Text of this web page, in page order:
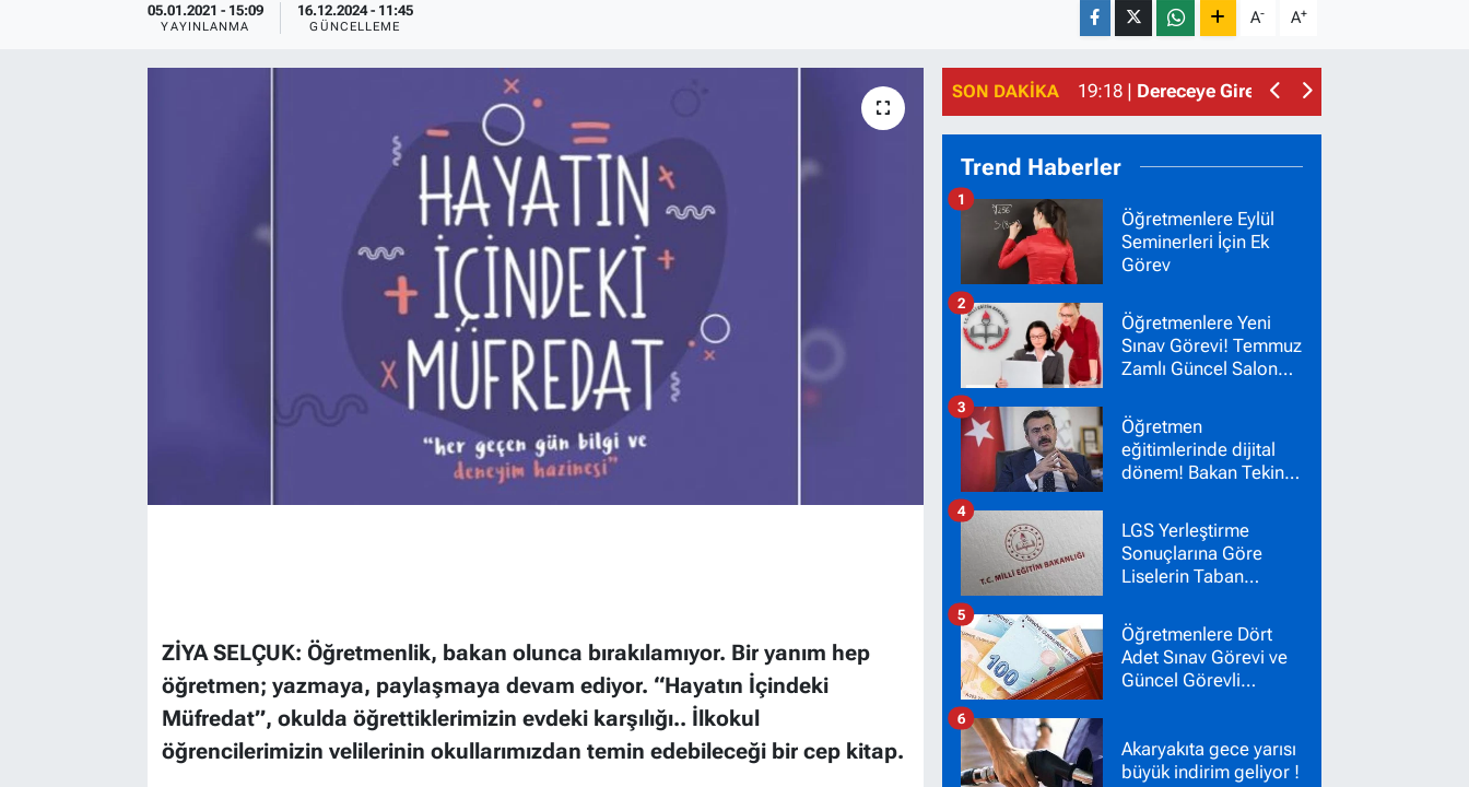
05.01.2021 - 15:09
YAYINLANMA
16.12.2024 - 11:45
GÜNCELLEME A- A+
ZİYA SELÇUK: Öğretmenlik, bakan olunca bırakılamıyor. Bir yanım hep
öğretmen; yazmaya, paylaşmaya devam ediyor. “Hayatın İçindeki
Müfredat”, okulda öğrettiklerimizin evdeki karşılığı.. İlkokul
öğrencilerimizin velilerinin okullarımızdan temin edebileceği bir cep kitap.
SON DAKIKA
19:18 | Dereceye Giren Öğrenciler Hangi
Trend Haberler
Öğretmenlere Eylül
Seminerleri İçin Ek
Görev
1
Öğretmenlere Yeni
Sınav Görevi! Temmuz
Zamlı Güncel Salon
Ücretleri
2
Öğretmen
eğitimlerinde dijital
dönem! Bakan Tekin
3
LGS Yerleştirme
Sonuçlarına Göre
Liselerin Taban
Nakil Başvuruları
Başladı!
4
Öğretmenlere Dört
Adet Sınav Görevi ve
Güncel Görevli
5
Akaryakıta gece yarısı
büyük indirim geliyor !
6